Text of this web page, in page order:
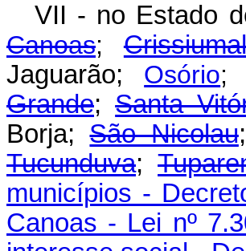
VII - no Estado
Canoas;Crissiumal
Jaguarão; Osório;
Grande;Santa
Borja;São Nicolau
Tucunduva;
municípios -
Canoas - Lei nº